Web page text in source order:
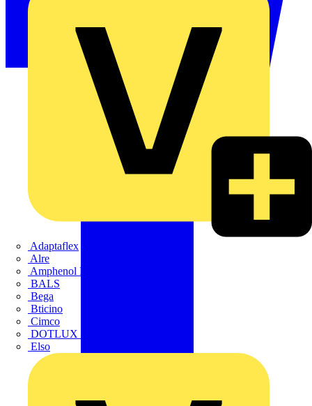
Adaptaflex
Alre
Amphenol FTG
BALS
Bega
Bticino
Cimco
DOTLUX GmbH
Elso